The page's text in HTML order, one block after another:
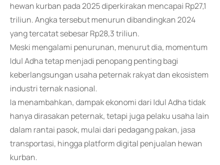
hewan kurban pada 2025 diperkirakan mencapai Rp27,1
triliun. Angka tersebut menurun dibandingkan 2024
yang tercatat sebesar Rp28,3 triliun.
Meski mengalami penurunan, menurut dia, momentum
Idul Adha tetap menjadi penopang penting bagi
keberlangsungan usaha peternak rakyat dan ekosistem
industri ternak nasional.
Ia menambahkan, dampak ekonomi dari Idul Adha tidak
hanya dirasakan peternak, tetapi juga pelaku usaha lain
dalam rantai pasok, mulai dari pedagang pakan, jasa
transportasi, hingga platform digital penjualan hewan
kurban.